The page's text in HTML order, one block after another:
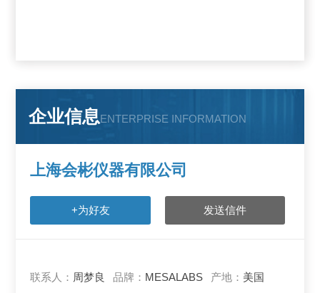
企业信息ENTERPRISE INFORMATION
上海会彬仪器有限公司
+为好友 发送信件
联系人： 周梦良 品牌： MESALABS 产地： 美国